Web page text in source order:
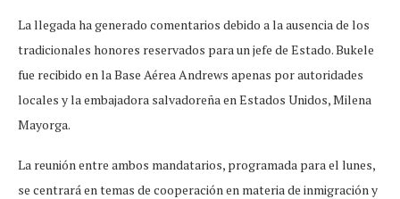
La llegada ha generado comentarios debido a la ausencia de los
tradicionales honores reservados para un jefe de Estado. Bukele
fue recibido en la Base Aérea Andrews apenas por autoridades
locales y la embajadora salvadoreña en Estados Unidos, Milena
Mayorga.
La reunión entre ambos mandatarios, programada para el lunes,
se centrará en temas de cooperación en materia de inmigración y